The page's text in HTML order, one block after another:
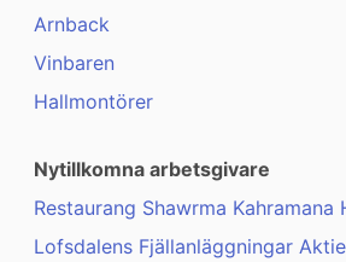
Arnback
Vinbaren
Hallmontörer
Nytillkomna arbetsgivare
Restaurang Shawrma Kahramana
Lofsdalens Fjällanläggningar